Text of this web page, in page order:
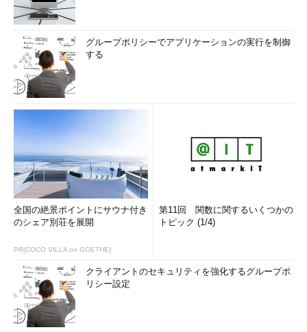
グループポリシーでアプリケーションの実行を制御
する
全国の絶景ポイントにサウナ付き
のシェア別荘を展開
PR(COCO VILLA on GOETHE)
第11回 関数に関するいくつかの
トピック (1/4)
クライアントのセキュリティを強化するグループポ
リシー設定